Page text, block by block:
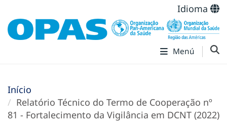
Idioma
Menú
Início
Relatório Técnico do Termo de Cooperação nº
81 - Fortalecimento da Vigilância em DCNT (2022)